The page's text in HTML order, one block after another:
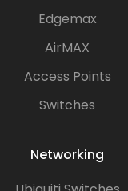
Edgemax
AirMAX
Access Points
Switches
Networking